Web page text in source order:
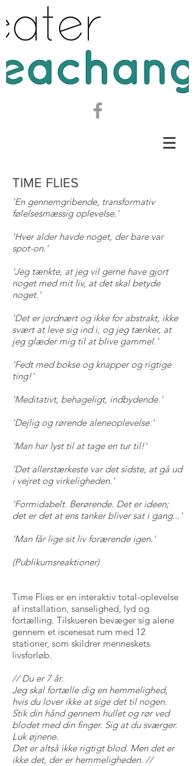
TIME FLIES
'En gennemgribende, transformativ
følelsesmæssig oplevelse.'
'Hver alder havde noget, der bare var
spot-on.'
'Jeg tænkte, at jeg vil gerne have gjort
noget med mit liv, at det skal betyde
noget.'
'Det er jordnært og ikke for abstrakt, ikke
svært at leve sig ind i, og jeg tænker, at
jeg glæder mig til at blive gammel.'
'Fedt med bokse og knapper og rigtige
ting!'
'Meditativt, behageligt, indbydende.'
'Dejlig og rørende aleneoplevelse.'
'Man har lyst til at tage en tur til!'
'Det allerstærkeste var det sidste, at gå ud
i vejret og virkeligheden.'
'Formidabelt. Berørende. Det er ideen;
det er det at ens tanker bliver sat i gang...'
'Man får lige sit liv forærende igen.'
(Publikumsreaktioner)
Time Flies er en interaktiv total-oplevelse
af installation, sanselighed, lyd og
fortælling. Tilskueren bevæger sig alene
gennem et iscenesat rum med 12
stationer, som skildrer menneskets
livsforløb.
// Du er 7 år.
Jeg skal fortælle dig en hemmelighed,
hvis du lover ikke at sige det til nogen.
Stik din hånd gennem hullet og rør ved
blodet med din finger. Sig at du sværger.
Luk øjnene.
Det er altså ikke rigtigt blod. Men det er
ikke det, der er hemmeligheden. //